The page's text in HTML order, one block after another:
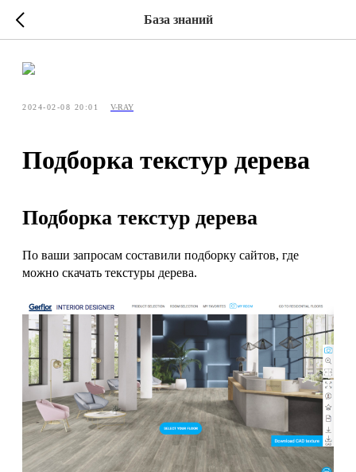
База знаний
2024-02-08 20:01 V-RAY
Подборка текстур дерева
Подборка текстур дерева
По ваши запросам составили подборку сайтов, где
можно скачать текстуры дерева.